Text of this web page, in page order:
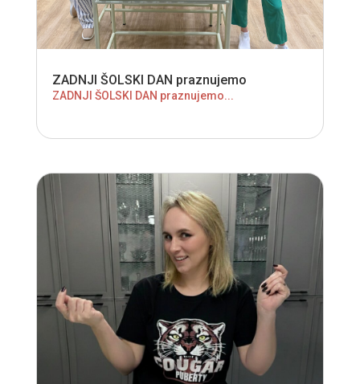
ZADNJI ŠOLSKI DAN praznujemo
ZADNJI ŠOLSKI DAN praznujemo...